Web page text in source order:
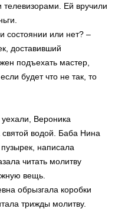
телевизорами. Ей вручили
состоянии или нет? –
доставивший
подъехать мастер,
будет что не так, то
Вероника
святой водой. Баба Нина
написала
читать молитву
вещь.
обрызгала коробки
трижды молитву.